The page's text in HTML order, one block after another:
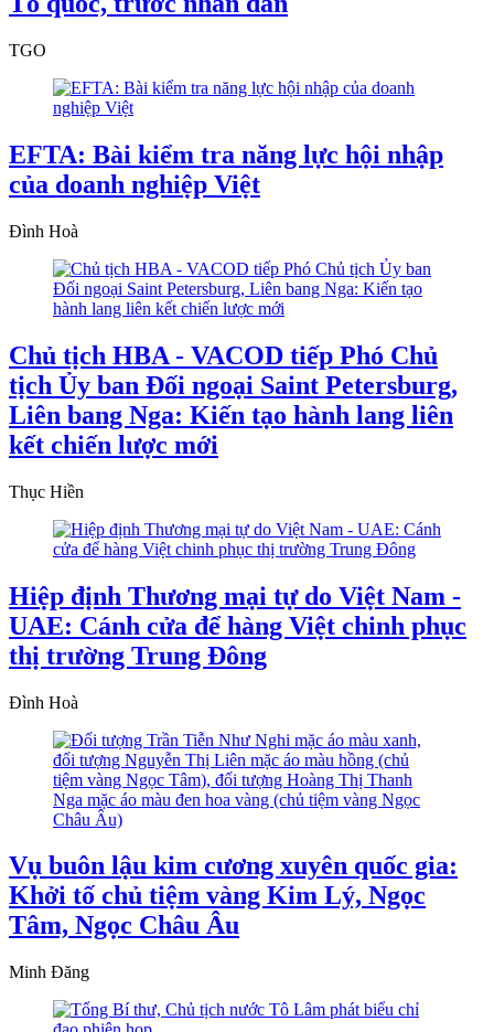
TGO
EFTA: Bài kiểm tra năng lực hội nhập
của doanh nghiệp Việt
Đình Hoà
Chủ tịch HBA - VACOD tiếp Phó Chủ
tịch Ủy ban Đối ngoại Saint Petersburg,
Liên bang Nga: Kiến tạo hành lang liên
kết chiến lược mới
Thục Hiền
Hiệp định Thương mại tự do Việt Nam -
UAE: Cánh cửa để hàng Việt chinh phục
thị trường Trung Đông
Đình Hoà
Vụ buôn lậu kim cương xuyên quốc gia:
Khởi tố chủ tiệm vàng Kim Lý, Ngọc
Tâm, Ngọc Châu Âu
Minh Đăng